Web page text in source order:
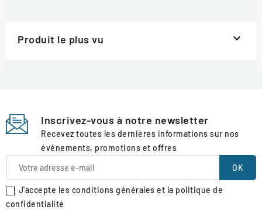
Produit le plus vu 
Inscrivez-vous à notre newsletter
Recevez toutes les dernières informations sur nos
événements, promotions et offres
J'accepte les conditions générales et la politique de
confidentialité